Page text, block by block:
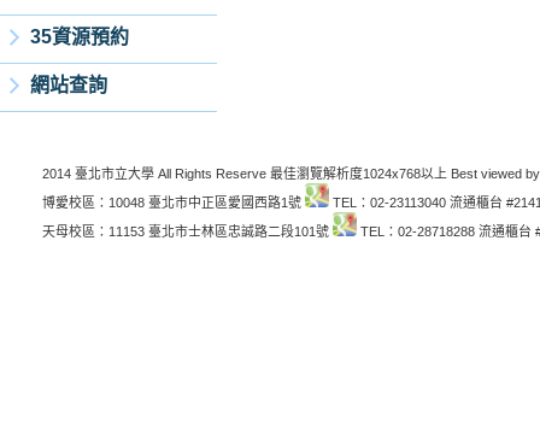
35資源預約
網站查詢
2014 臺北市立大學 All Rights Reserve 最佳瀏覽解析度1024x768以上 Best viewed
博愛校區：10048 臺北市中正區愛國西路1號
TEL：02-23113040 流通櫃台
天母校區：11153 臺北市士林區忠誠路二段101號
TEL：02-28718288 流通櫃台